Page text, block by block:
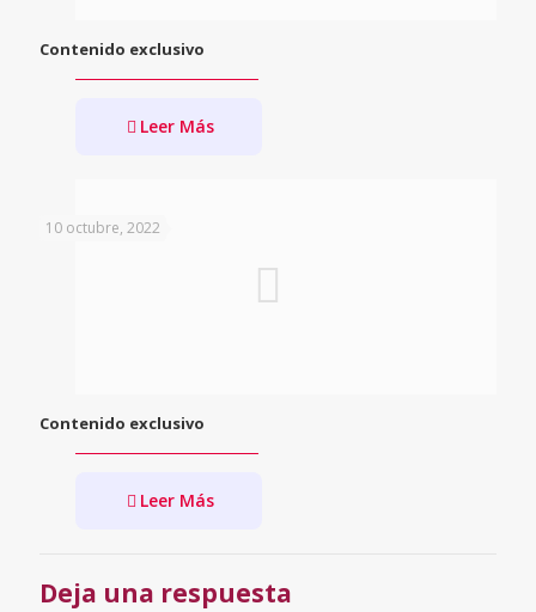
Contenido exclusivo
Leer Más
10 octubre, 2022
Contenido exclusivo
Leer Más
Deja una respuesta